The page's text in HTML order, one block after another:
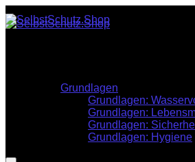
Grundlagen
Grundlagen:
Grundlagen:
Grundlagen:
Grundlagen: Hygiene